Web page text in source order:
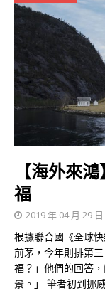
【海外來
福
2019 年 04 月 29 日
根據聯合國《全球
前茅，今年則排第
福？」他們的回答
景。」 筆者初到挪